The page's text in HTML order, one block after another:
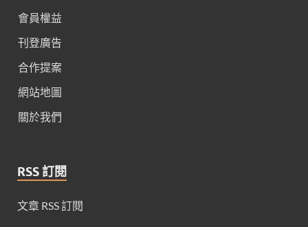
會員權益
刊登廣告
合作提案
網站地圖
關於我們
RSS 訂閱
文章 RSS 訂閱